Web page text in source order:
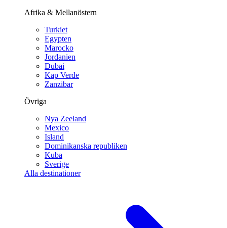
Afrika & Mellanöstern
Turkiet
Egypten
Marocko
Jordanien
Dubai
Kap Verde
Zanzibar
Övriga
Nya Zeeland
Mexico
Island
Dominikanska republiken
Kuba
Sverige
Alla destinationer